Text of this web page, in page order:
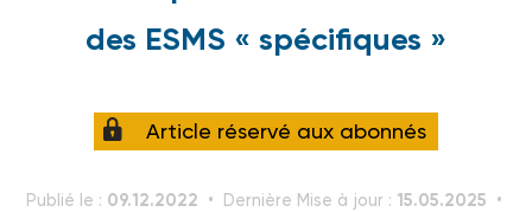
des ESMS « spécifiques »
Article réservé aux abonnés
Publié le : 09.12.2022 Dernière Mise à jour : 15.05.2025